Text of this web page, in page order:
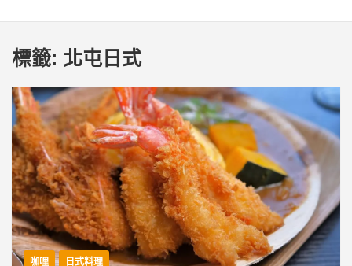
標籤: 北屯日式
咖哩 日式料理